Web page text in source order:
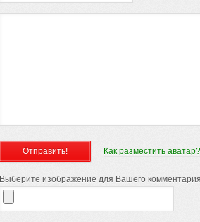
Как разместить аватар?
Выберите изображение для Вашего